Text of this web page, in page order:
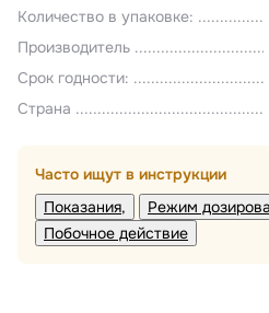
Количество в упаковке:
Производитель
Срок годности:
Страна
Часто ищут в инструкции
Показания
Режим
Побочное действие